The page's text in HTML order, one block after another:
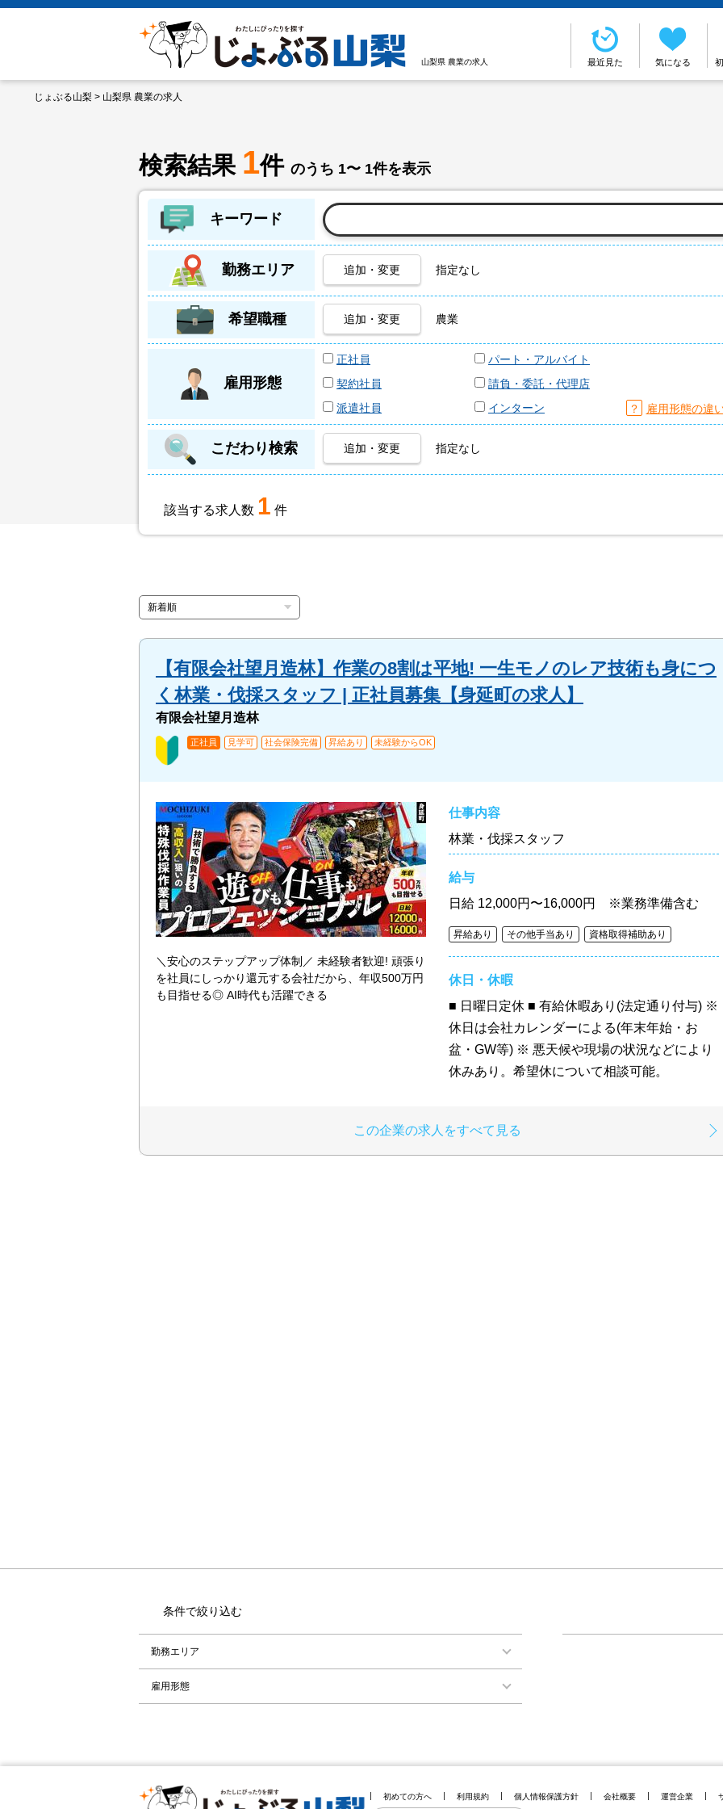
山梨県 農業の求人 最近見た 気になる
じょぶる山梨 > 山梨県 農業の求人
検索結果 1件 のうち 1〜 1件を表示
キーワード
勤務エリア 追加・変更 指定なし
希望職種 追加・変更 農業
雇用形態
正社員
パート・アルバイト
契約社員
請負・委託・代理店
派遣社員
インターン ？ 雇用形態の違
こだわり検索 追加・変更 指定なし
該当する求人数 1 件
【有限会社望月造林】作業の8割は平地! 一生モノのレア技術も身につ
く林業・伐採スタッフ | 正社員募集【身延町の求人】
有限会社望月造林
正社員 見学可 社会保険完備 昇給あり 未経験からOK
＼安心のステップアップ体制／ 未経験者歓迎! 頑張り
を社員にしっかり還元する会社だから、年収500万円
も目指せる◎ AI時代も活躍できる
仕事内容
林業・伐採スタッフ
給与
日給 12,000円〜16,000円 ※業務準備含む
昇給あり その他手当あり 資格取得補助あり
休日・休暇
■ 日曜日定休 ■ 有給休暇あり(法定通り付与) ※
休日は会社カレンダーによる(年末年始・お
盆・GW等) ※ 悪天候や現場の状況などにより
休みあり。希望休について相談可能。
この企業の求人をすべて見る
条件で絞り込む
勤務エリア
雇用形態
初めての方へ 利用規約 個人情報保護方針 会社概要 運営企業